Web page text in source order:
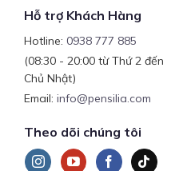
Hỗ trợ Khách Hàng
Hotline: 0938 777 885
(08:30 - 20:00 từ Thứ 2 đến
Chủ Nhật)
Email: info@pensilia.com
Theo dõi chúng tôi